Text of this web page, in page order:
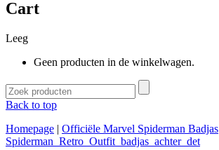
Cart
Leeg
Geen producten in de winkelwagen.
Back to top
Homepage | Officiële Marvel Spiderman Badjas
Spiderman_Retro_Outfit_badjas_achter_det